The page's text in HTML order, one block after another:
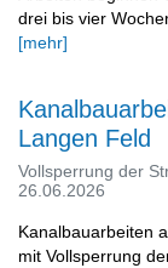
drei bis vier
[mehr]
Langen Feld
Vollsperrung der
26.06.2026
Kanalbauarbeiten
mit Vollsperrung